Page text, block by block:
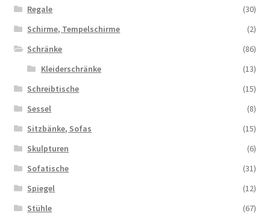
Regale
(30)
Schirme, Tempelschirme
(2)
Schränke
(86)
Kleiderschränke
(13)
Schreibtische
(15)
Sessel
(8)
Sitzbänke, Sofas
(15)
Skulpturen
(6)
Sofatische
(31)
Spiegel
(12)
Stühle
(67)